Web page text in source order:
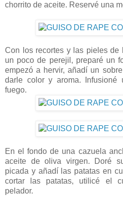
chorrito de aceite. Reservé una
Con los recortes y las pieles de
un poco de perejil, preparé un
empezó a hervir, añadí un
darle color y aroma. Infusioné
fuego.
En el fondo de una cazuela
aceite de oliva virgen. Doré
picada y añadí las patatas en
cortar las patatas, utilicé el
pelador.